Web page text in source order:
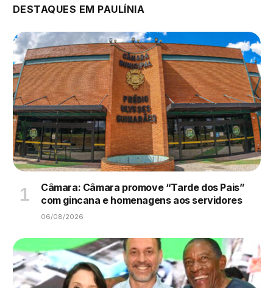
DESTAQUES EM PAULÍNIA
Câmara: Câmara promove “Tarde dos Pais”
com gincana e homenagens aos servidores
06/08/2026